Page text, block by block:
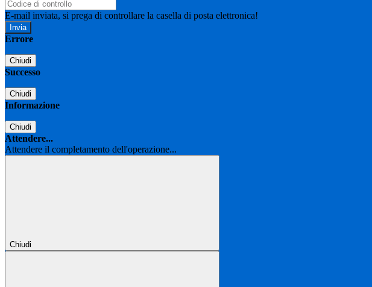
E-mail inviata, si prega di controllare la casella di posta elettronica!
Errore
Chiudi
Successo
Chiudi
Informazione
Chiudi
Attendere...
Attendere il completamento dell'operazione...
Chiudi